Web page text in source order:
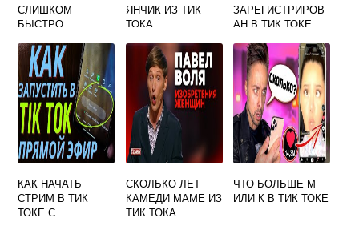
СЛИШКОМ
БЫСТРО
ПРЕРВИТЕСЬ В
ТИК ТОКЕ
ЯНЧИК ИЗ ТИК
ТОКА
ЗАРЕГИСТРИРОВ
АН В ТИК ТОКЕ
НЕТ
КАК НАЧАТЬ
СТРИМ В ТИК
ТОКЕ С
СКОЛЬКО ЛЕТ
КАМЕДИ МАМЕ ИЗ
ТИК ТОКА
ЧТО БОЛЬШЕ М
ИЛИ К В ТИК ТОКЕ